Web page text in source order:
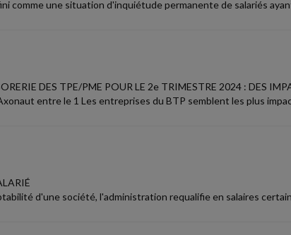
comme une situation d'inquiétude permanente de salariés
DES TPE/PME POUR LE 2e TRIMESTRE 2024 : DES
entre le 1 Les entreprises du BTP semblent les plus
d'une société, l'administration requalifie en salaires